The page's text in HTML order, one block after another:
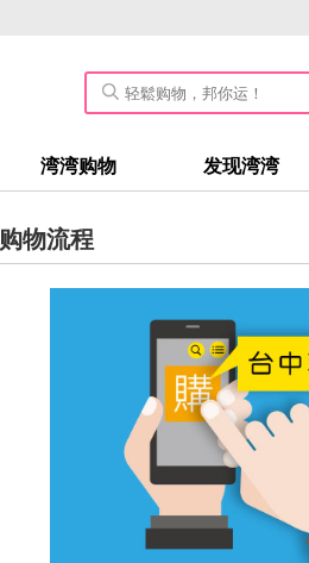
湾湾购物 发现湾湾
购物流程